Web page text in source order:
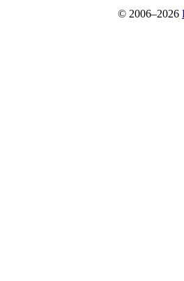
© 2006–2026